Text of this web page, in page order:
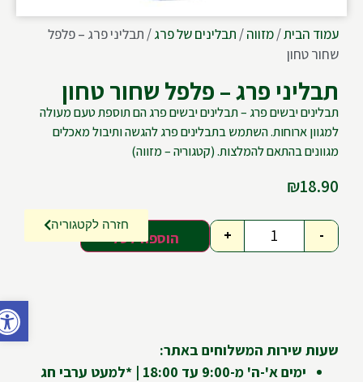
פתח
עמוד הבית/מזווה/ תבלינים של פרג/ תבליני פרג – פלפל
שחור טחון
תבליני פרג – פלפל שחור טחון
תבלינים יבשים פרג – תבלינים יבשים פרג הם תוספת טעם מעולה
למגוון ארוחות. השתמש בתבלינים פרג להגשה ותיבול מאכלים
מגוונים בהתאם להמלצות. (קטגוריה – מזווה)
₪18.90
-
+ הוספה לסל
חזרה לקטגוריה
שעות שירות המשלוחים באתר:
ימים א'-ה' מ-9:00 עד 18:00 | *למעט ערבי חג